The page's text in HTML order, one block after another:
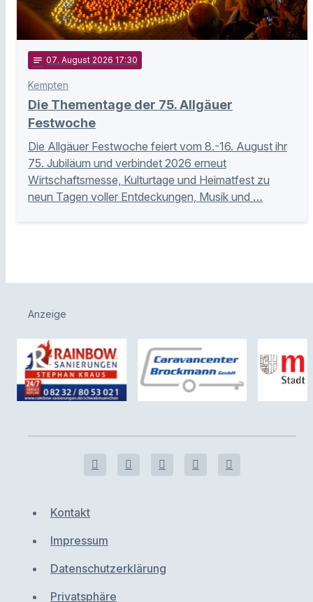
notes 07. August 2026 17:30
Kempten
Die Thementage der 75. Allgäuer
Festwoche
Die Allgäuer Festwoche feiert vom 8.-16. August ihr
75. Jubiläum und verbindet 2026 erneut
Wirtschaftsmesse, Kulturtage und Heimatfest zu
neun Tagen voller Entdeckungen, Musik und …
Anzeige
Kontakt
Impressum
Datenschutzerklärung
Privatsphäre